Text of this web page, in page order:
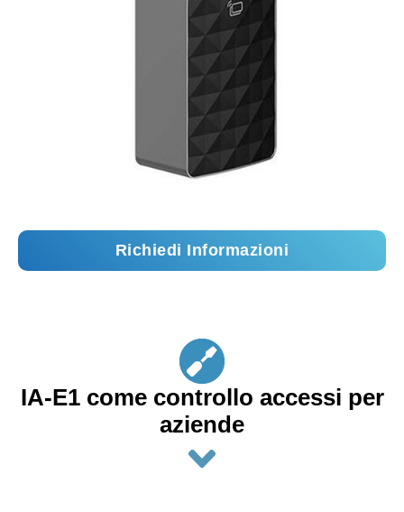
Richiedi Informazioni
IA-E1 come controllo accessi per
aziende